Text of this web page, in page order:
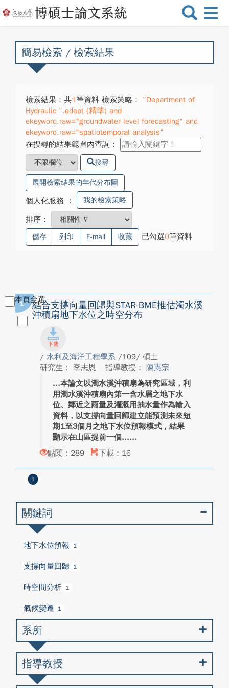
選
換
簡易檢索 / 檢索結果
檢索結果：共1筆資料 檢索策略：
"Department of
Hydraulic ".edept (精準) and
ekeyword.raw="groundwater level forecasting" and
ekeyword.raw="spatiotemporal analysis"
在搜尋的結果範圍內查詢：
搜尋
展開檢索結果的年代分布圖
個人化服務 ： 我的檢索策略
排序：
儲存 列印 E-mail 收藏 已勾選0筆資料
本頁全選
1
結合支撐向量回歸與STAR-BME推估濁水溪
沖積扇地下水位之時空分布
/ 水利及海洋工程學系 /109/ 碩士
研究生： 李志恩
指導教授： 陳憲宗
本論文以濁水溪沖積扇為研究區域，利
用濁水溪沖積扇內第一含水層之地下水
位、鄰近之雨量及灌溉用抽水量作為輸入
資料，以支撐向量回歸建立能預測未來短
期1至3個月之地下水位預報模式，結果
顯示在山區提前一個...
點閱：289
下載：16
1
關鍵詞
地下水位預報 1
支撐向量回歸 1
時空間分析 1
氣候變遷 1
系所
指導教授